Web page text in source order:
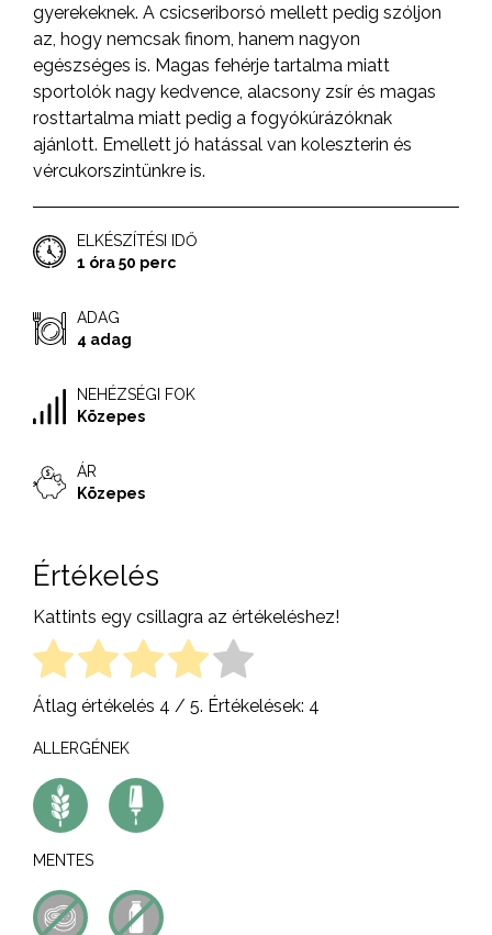
gyerekeknek. A csicseriborsó mellett pedig szóljon
az, hogy nemcsak finom, hanem nagyon
egészséges is. Magas fehérje tartalma miatt
sportolók nagy kedvence, alacsony zsír és magas
rosttartalma miatt pedig a fogyókúrázóknak
ajánlott. Emellett jó hatással van koleszterin és
vércukorszintünkre is.
ELKÉSZÍTÉSI IDŐ
1 óra 50 perc
ADAG
4 adag
NEHÉZSÉGI FOK
Közepes
ÁR
Közepes
Értékelés
Kattints egy csillagra az értékeléshez!
Átlag értékelés 4 / 5. Értékelések: 4
ALLERGÉNEK
MENTES